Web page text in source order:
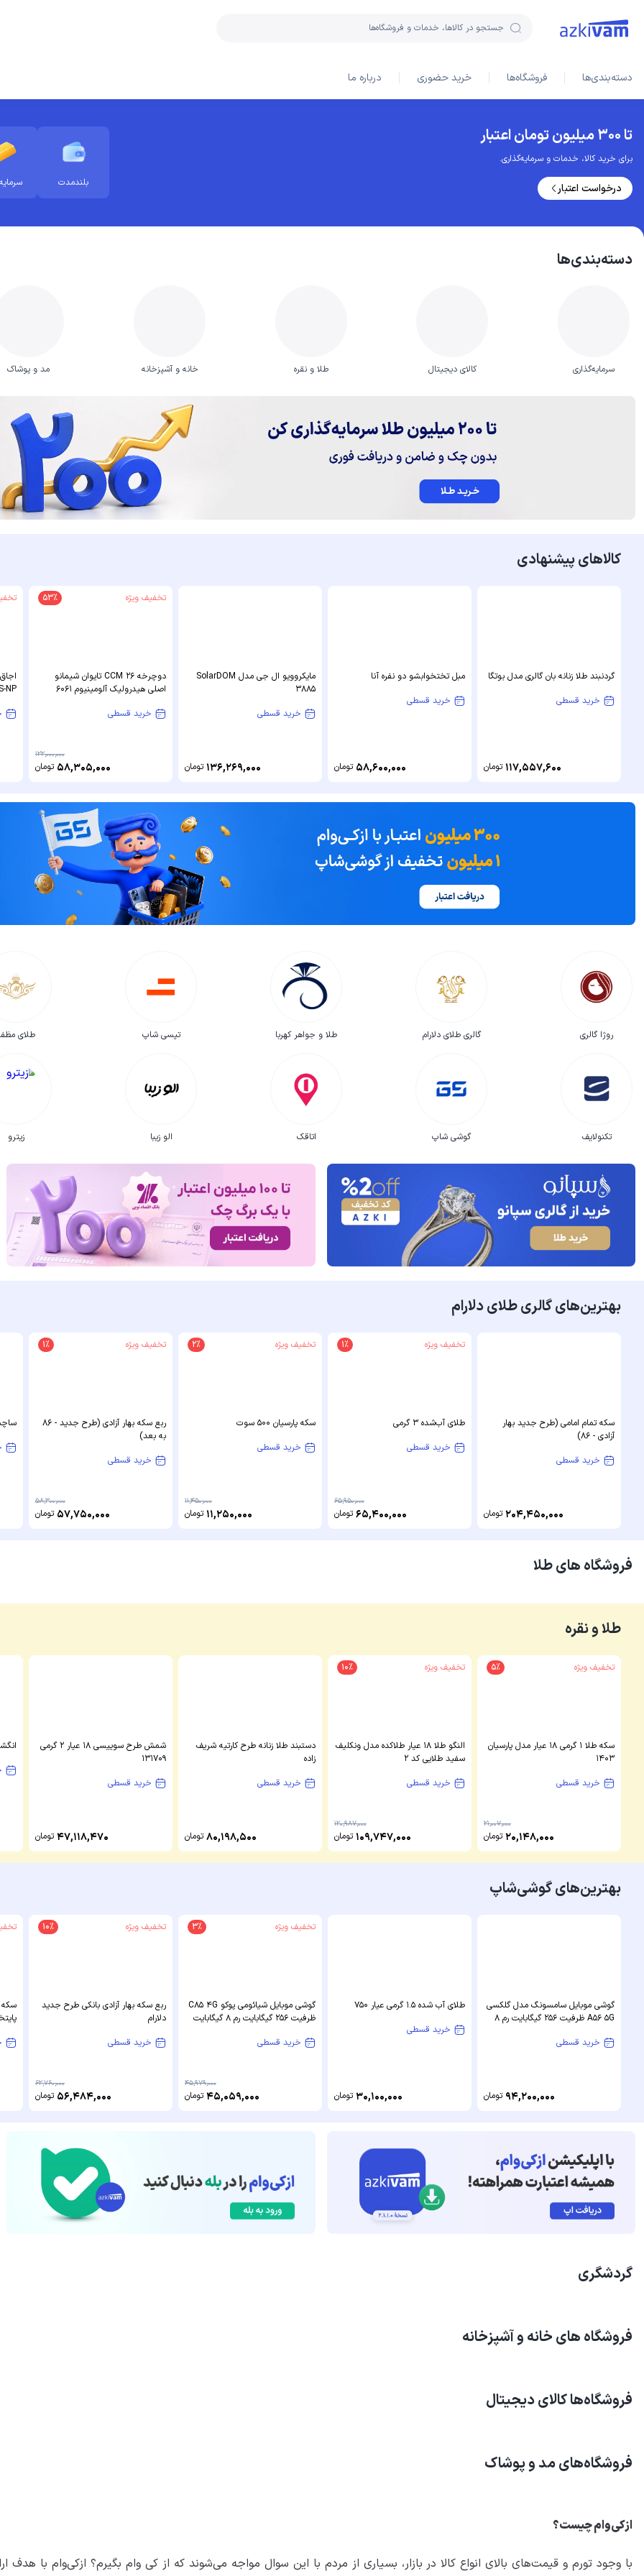
جستجو در کالاها، خدمات و فروشگاه‌ها
دسته‌بندی‌ها فروشگاه‌ها خرید حضوری درباره ما
تا ۳۰۰ میلیون تومان اعتبار
برای خرید کالا، خدمات و سرمایه‌گذاری.
درخواست اعتبار بلندمدت
دسته‌بندی‌ها
سرمایه‌گذاری کالای دیجیتال طلا و نقره خانه و آشپزخانه مد و پوشاک
کالاهای پیشنهادی
گردنبند طلا زنانه بان گالری مدل بوتگا
خرید قسطی
117,557,600 تومان
مبل تختخوابشو دو نفره آنا
خرید قسطی
58,600,000 تومان
مایکروویو ال جی مدل SolarDOM
3885
خرید قسطی
136,269,000 تومان
تخفیف ویژه 53%
دوچرخه 26 CCM تایوان شیمانو
اصلی هیدرولیک آلومینیوم 6061
خرید قسطی
122,000,000
58,305,000 تومان
NP
روژا گالری
تکنولایف
گالری طلای دلارام
گوشی شاپ
طلا و جواهر کهربا
اتاقک
تپسی شاپ
الو زیبا
طلای
زیترو
بهترین‌های گالری طلای دلارام
سکه تمام امامی (طرح جدید بهار
آزادی - 86)
خرید قسطی
204,450,000 تومان
تخفیف ویژه 1%
طلای آب‌شده 3 گرمی
خرید قسطی
65,950,000
65,400,000 تومان
تخفیف ویژه 2%
سکه پارسیان 500 سوت
خرید قسطی
11,450,000
11,250,000 تومان
تخفیف ویژه 1%
ربع سکه بهار آزادی (طرح جدید - 86
به بعد)
خرید قسطی
58,300,000
57,750,000 تومان
ساچمه
فروشگاه های طلا
طلا و نقره
تخفیف ویژه 5%
سکه طلا 1 گرمی 18 عیار مدل پارسیان
1403
خرید قسطی
21,007,000
20,148,000 تومان
تخفیف ویژه 10%
النگو طلا 18 عیار طلاکده مدل ونکلیف
سفید طلایی کد 2
خرید قسطی
120,987,000
109,747,000 تومان
دستبند طلا زنانه طرح کارتیه شریف
زاده
خرید قسطی
80,198,500 تومان
شمش طرح سوییسی 18 عیار 2 گرمی
131709
خرید قسطی
47,118,470 تومان
بهترین‌های گوشی‌شاپ
گوشی موبایل سامسونگ مدل گلکسی
A56 5G ظرفیت 256 گیگابایت رم 8
خرید قسطی
94,200,000 تومان
طلای آب شده 1.5 گرمی عیار 750
خرید قسطی
30,100,000 تومان
تخفیف ویژه 3%
گوشی موبایل شیائومی پوکو C85 4G
ظرفیت 256 گیگابایت رم 8 گیگابایت
خرید قسطی
45,979,000
45,059,000 تومان
تخفیف ویژه 10%
ربع سکه بهار آزادی بانکی طرح جدید
دلارام
خرید قسطی
62,760,000
56,484,000 تومان
گردشگری
فروشگاه های خانه و آشپزخانه
فروشگاه‌ها کالای دیجیتال
فروشگاه‌های مد و پوشاک
ازکی‌وام چیست؟
با وجود تورم و قیمت‌های بالای انواع کالا در بازار، بسیاری از مردم با این سوال مواجه می‌شوند که از کی وام بگیرم؟ ازکی‌وام با